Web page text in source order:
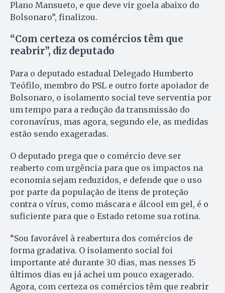
Plano Mansueto, e que deve vir goela abaixo do
Bolsonaro”, finalizou.
“Com certeza os comércios têm que
reabrir”, diz deputado
Para o deputado estadual Delegado Humberto
Teófilo, membro do PSL e outro forte apoiador de
Bolsonaro, o isolamento social teve serventia por
um tempo para a redução da transmissão do
coronavírus, mas agora, segundo ele, as medidas
estão sendo exageradas.
O deputado prega que o comércio deve ser
reaberto com urgência para que os impactos na
economia sejam reduzidos, e defende que o uso
por parte da população de itens de proteção
contra o vírus, como máscara e álcool em gel, é o
suficiente para que o Estado retome sua rotina.
“Sou favorável à reabertura dos comércios de
forma gradativa. O isolamento social foi
importante até durante 30 dias, mas nesses 15
últimos dias eu já achei um pouco exagerado.
Agora, com certeza os comércios têm que reabrir